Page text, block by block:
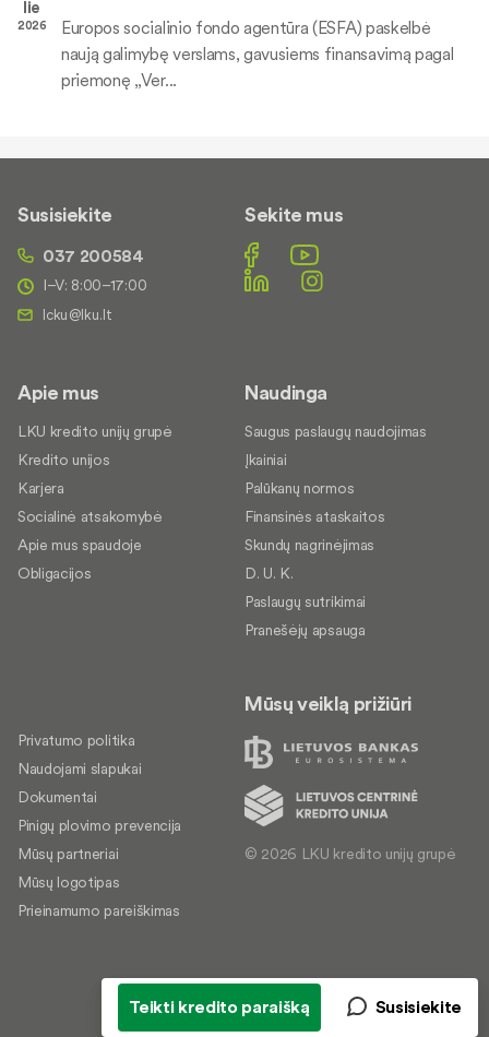
lie
2026
Europos socialinio fondo agentūra (ESFA) paskelbė
naują galimybę verslams, gavusiems finansavimą pagal
priemonę „Ver...
Susisiekite
037 200584
I–V: 8:00–17:00
Sekite mus
Apie mus
LKU kredito unijų grupė
Kredito unijos
Karjera
Socialinė atsakomybė
Apie mus spaudoje
Obligacijos
Naudinga
Saugus paslaugų naudojimas
Įkainiai
Palūkanų normos
Finansinės ataskaitos
Skundų nagrinėjimas
D. U. K.
Paslaugų sutrikimai
Pranešėjų apsauga
Privatumo politika
Naudojami slapukai
Dokumentai
Pinigų plovimo prevencija
Mūsų partneriai
Mūsų logotipas
Prieinamumo pareiškimas
Mūsų veiklą prižiūri
© 2026 LKU kredito unijų grupė
Teikti kredito paraišką Susisiekite